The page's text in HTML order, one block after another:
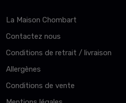
La Maison Chombart
Contactez nous
Conditions de retrait / livraison
Allergènes
Conditions de vente